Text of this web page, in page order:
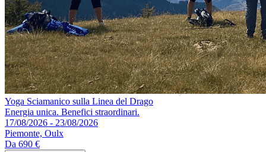
Yoga Sciamanico sulla Linea del Drago
Energia unica. Benefici straordinari.
17/08/2026 - 23/08/2026
Piemonte, Oulx
Da 690 €